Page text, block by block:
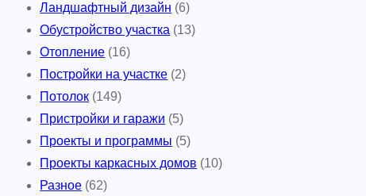
Ландшафтный дизайн (6)
Обустройство участка (13)
Отопление (16)
Постройки на участке (2)
Потолок (149)
Пристройки и гаражи (5)
Проекты и программы (5)
Проекты каркасных домов (10)
Разное (62)